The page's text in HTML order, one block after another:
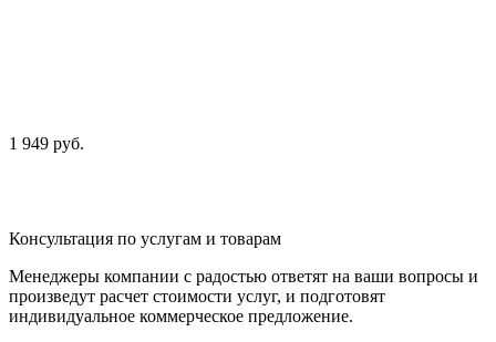
1 949 руб.
Консультация по услугам и товарам
Менеджеры компании с радостью ответят на ваши вопросы и
произведут расчет стоимости услуг, и подготовят
индивидуальное коммерческое предложение.